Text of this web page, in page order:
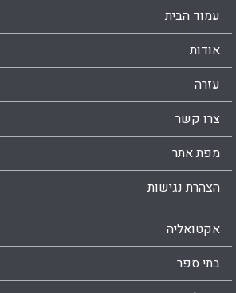
עמוד הבית
אודות
עזרה
צרו קשר
מפת אתר
הצהרת נגישות
אקטואליה
בתי ספר